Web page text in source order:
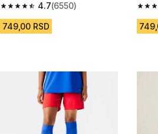
4.7
4.7 od 5 zvezdica from 6550 Recenzije
(6550)
749,00 RSD
4.7